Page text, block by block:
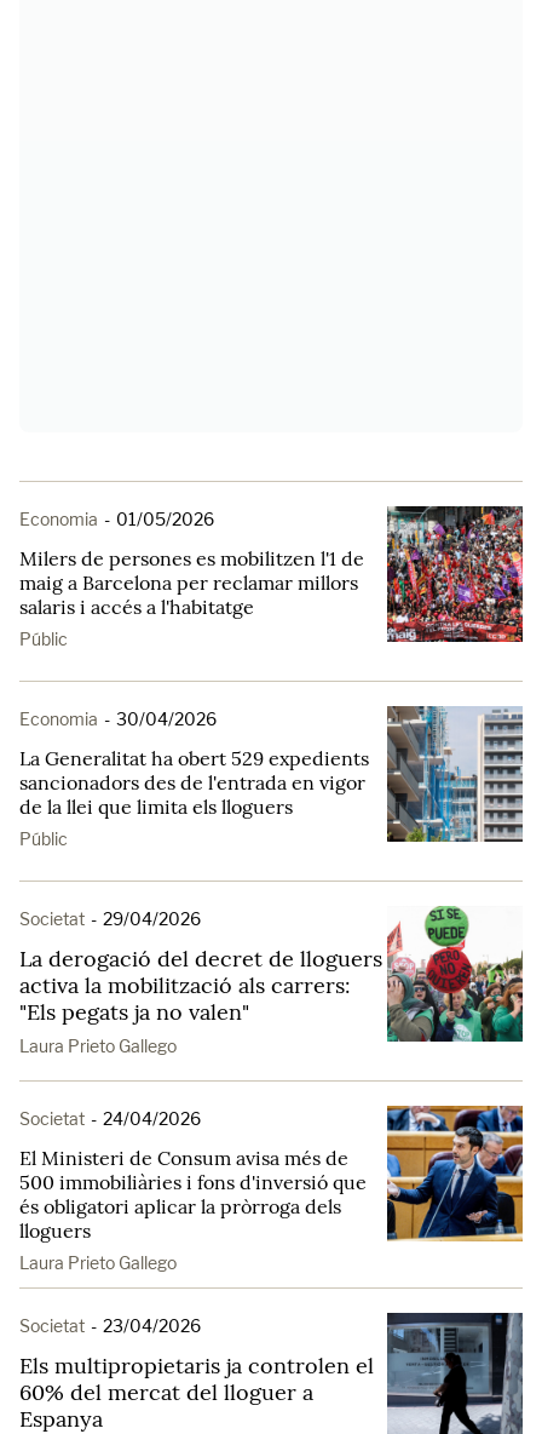
Economia - 01/05/2026
Milers de persones es mobilitzen l'1 de
maig a Barcelona per reclamar millors
salaris i accés a l'habitatge
Públic
Economia - 30/04/2026
La Generalitat ha obert 529 expedients
sancionadors des de l'entrada en vigor
de la llei que limita els lloguers
Públic
Societat - 29/04/2026
La derogació del decret de lloguers
activa la mobilització als carrers:
"Els pegats ja no valen"
Laura Prieto Gallego
Societat - 24/04/2026
El Ministeri de Consum avisa més de
500 immobiliàries i fons d'inversió que
és obligatori aplicar la pròrroga dels
lloguers
Laura Prieto Gallego
Societat - 23/04/2026
Els multipropietaris ja controlen el
60% del mercat del lloguer a
Espanya